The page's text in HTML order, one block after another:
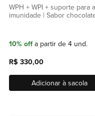
WPH + WPI + suporte para a
imunidade | Sabor
10% offa partir de 4 und.
R$ 330,00
Adicionar à sacola